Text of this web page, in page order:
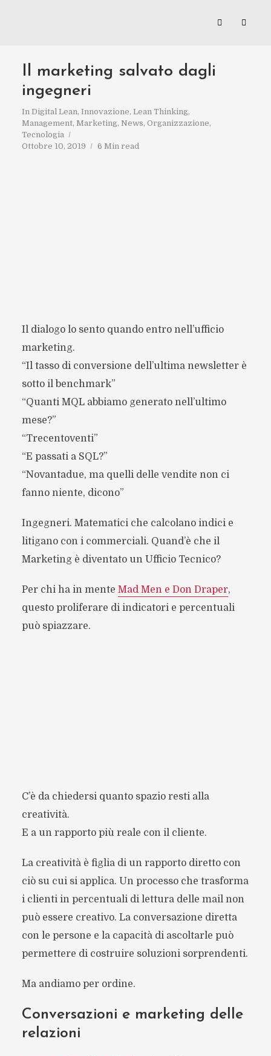
Il marketing salvato dagli
ingegneri
In Digital Lean, Innovazione, Lean Thinking,
Management, Marketing, News, Organizzazione,
Tecnologia
Ottobre 10, 2019
6 Min read
Il dialogo lo sento quando entro nell’ufficio
marketing.
“Il tasso di conversione dell’ultima newsletter è
sotto il benchmark”
“Quanti MQL abbiamo generato nell’ultimo
mese?”
“Trecentoventi”
“E passati a SQL?”
“Novantadue, ma quelli delle vendite non ci
fanno niente, dicono”
Ingegneri. Matematici che calcolano indici e
litigano con i commerciali. Quand’è che il
Marketing è diventato un Ufficio Tecnico?
Per chi ha in mente Mad Men e Don Draper,
questo proliferare di indicatori e percentuali
può spiazzare.
C’è da chiedersi quanto spazio resti alla
creatività.
E a un rapporto più reale con il cliente.
La creatività è figlia di un rapporto diretto con
ciò su cui si applica. Un processo che trasforma
i clienti in percentuali di lettura delle mail non
può essere creativo. La conversazione diretta
con le persone e la capacità di ascoltarle può
permettere di costruire soluzioni sorprendenti.
Ma andiamo per ordine.
Conversazioni e marketing delle
relazioni